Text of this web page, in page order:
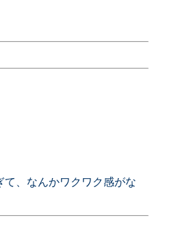
て、なんかワクワク感がな